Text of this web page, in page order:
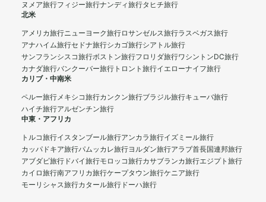
ヌメア旅行フィジー旅行ナンディ旅行タヒチ旅行
北米
アメリカ旅行ニューヨーク旅行ロサンゼルス旅行ラスベガス旅行
アナハイム旅行セドナ旅行シカゴ旅行シアトル旅行
サンフランシスコ旅行ボストン旅行フロリダ旅行ワシントンDC旅行
カナダ旅行バンクーバー旅行 トロント旅行イエローナイフ旅行
カリブ・中南米
ペルー旅行メキシコ旅行カンクン旅行ブラジル旅行キューバ旅行
ハイチ旅行アルゼンチン旅行
中東・アフリカ
トルコ旅行イスタンブール旅行アンカラ旅行イズミール旅行
カッパドキア旅行パムッカレ旅行ヨルダン旅行アラブ首長国連邦旅行
アブダビ旅行 ドバイ旅行モロッコ旅行カサブランカ旅行エジプト旅行
カイロ旅行南アフリカ旅行ケープタウン旅行ケニア旅行
モーリシャス旅行カタール旅行 ドーハ旅行